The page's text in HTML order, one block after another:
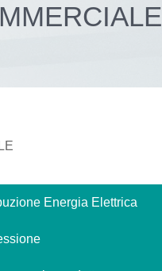
Energia Elettrica